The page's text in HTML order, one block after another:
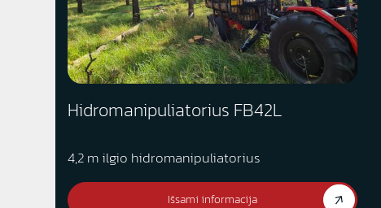
Hidromanipuliatorius FB42L
4,2 m ilgio hidromanipuliatorius
Išsami informacija